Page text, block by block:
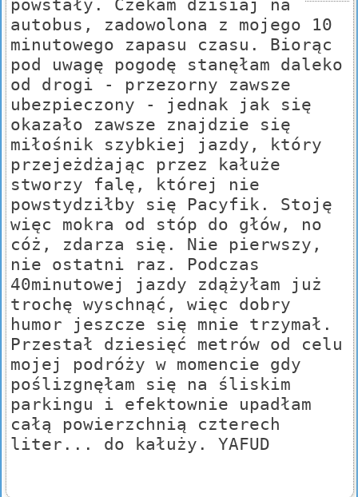
powstały. Czekam dzisiaj na
autobus, zadowolona z mojego 10
minutowego zapasu czasu. Biorąc
pod uwagę pogodę stanęłam daleko
od drogi - przezorny zawsze
ubezpieczony - jednak jak się
okazało zawsze znajdzie się
miłośnik szybkiej jazdy, który
przejeżdżając przez kałuże
stworzy falę, której nie
powstydziłby się Pacyfik. Stoję
więc mokra od stóp do głów, no
cóż, zdarza się. Nie pierwszy,
nie ostatni raz. Podczas
40minutowej jazdy zdążyłam już
trochę wyschnąć, więc dobry
humor jeszcze się mnie trzymał.
Przestał dziesięć metrów od celu
mojej podróży w momencie gdy
poślizgnęłam się na śliskim
parkingu i efektownie upadłam
całą powierzchnią czterech
liter... do kałuży. YAFUD